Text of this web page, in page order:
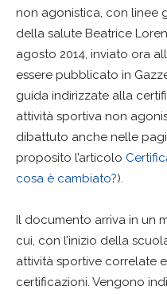
non agonistica, con linee
della salute Beatrice
agosto 2014, inviato ora
essere pubblicato in
guida indirizzate alla
attività sportiva non
dibattuto anche nelle
proposito l’articolo
cosa è cambiato?).
Il documento arriva in un
cui, con l’inizio della
attività sportive correlate
certificazioni. Vengono